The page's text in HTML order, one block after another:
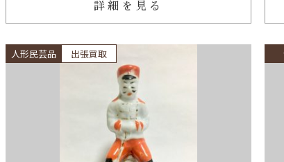
詳細を見る
人形民芸品 出張買取